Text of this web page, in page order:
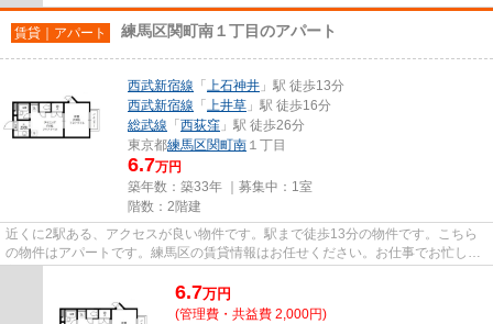
賃貸｜アパート 練馬区関町南１丁目のアパート
西武新宿線 「 上石神井 」駅 徒歩13分
西武新宿線 「 上井草 」駅 徒歩16分
総武線 「 西荻窪 」駅 徒歩26分
東京都練馬区関町南 １丁目
6.7万円
築年数：築33年 ｜募集中： 1室
階数：2階建
近くに2駅ある、アクセスが良い物件です。駅まで徒歩13分の物件です。こちら
の物件はアパートです。練馬区の賃貸情報はお任せください。お仕事でお忙しい
6.7万円
(管理費・共益費 2,000円)